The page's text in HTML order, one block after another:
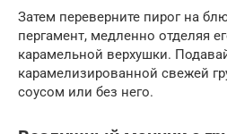
Затем переверните пирог на
пергамент, медленно отделяя
карамельной верхушки.
карамелизированной свежей
соусом или без него.